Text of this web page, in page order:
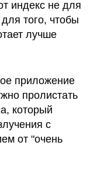
индекс не для
того, чтобы
лучше
приложение
пролистать
который
с
от "очень